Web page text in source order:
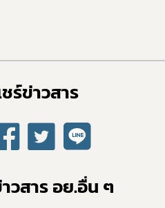
10. หลักเกณฑ์การบริ
ร์ข่าวสาร​
วสาร อย.อื่น ๆ